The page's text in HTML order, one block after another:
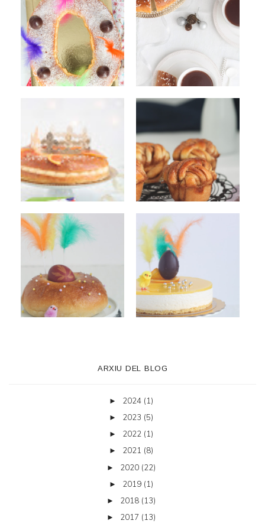
ARXIU DEL BLOG
► 2024 (1)
► 2023 (5)
► 2022 (1)
► 2021 (8)
► 2020 (22)
► 2019 (1)
► 2018 (13)
► 2017 (13)